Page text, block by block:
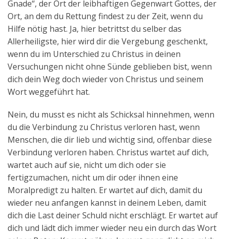
Gnade“, der Ort der leibhaftigen Gegenwart Gottes, der
Ort, an dem du Rettung findest zu der Zeit, wenn du
Hilfe nötig hast. Ja, hier betrittst du selber das
Allerheiligste, hier wird dir die Vergebung geschenkt,
wenn du im Unterschied zu Christus in deinen
Versuchungen nicht ohne Sünde geblieben bist, wenn
dich dein Weg doch wieder von Christus und seinem
Wort weggeführt hat.
Nein, du musst es nicht als Schicksal hinnehmen, wenn
du die Verbindung zu Christus verloren hast, wenn
Menschen, die dir lieb und wichtig sind, offenbar diese
Verbindung verloren haben. Christus wartet auf dich,
wartet auch auf sie, nicht um dich oder sie
fertigzumachen, nicht um dir oder ihnen eine
Moralpredigt zu halten. Er wartet auf dich, damit du
wieder neu anfangen kannst in deinem Leben, damit
dich die Last deiner Schuld nicht erschlägt. Er wartet auf
dich und lädt dich immer wieder neu ein durch das Wort